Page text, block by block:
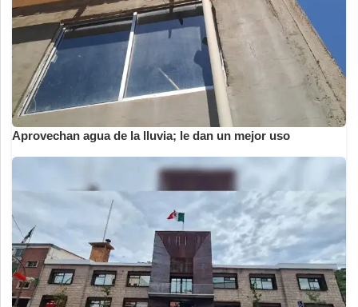
Aprovechan agua de la lluvia; le dan un mejor uso